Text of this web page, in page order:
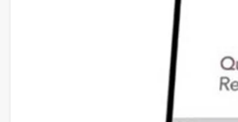
Màn hình MSI Modern MD272QXPW
năng hiển thị màu sắc chính xác và
hình không bị biến đổi khi nhìn từ các
trọng đối với các nhà thiết kế đồ họa
màu sắc sống động và trung thực trong